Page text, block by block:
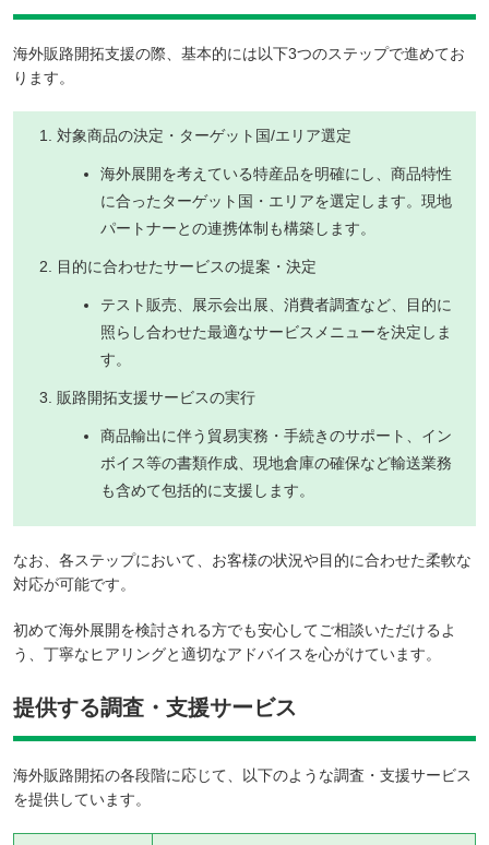
海外販路開拓支援の際、基本的には以下3つのステップで進めてお
ります。
対象商品の決定・ターゲット国/エリア選定
海外展開を考えている特産品を明確にし、商品特性
に合ったターゲット国・エリアを選定します。現地
パートナーとの連携体制も構築します。
目的に合わせたサービスの提案・決定
テスト販売、展示会出展、消費者調査など、目的に
照らし合わせた最適なサービスメニューを決定しま
す。
販路開拓支援サービスの実行
商品輸出に伴う貿易実務・手続きのサポート、イン
ボイス等の書類作成、現地倉庫の確保など輸送業務
も含めて包括的に支援します。
なお、各ステップにおいて、お客様の状況や目的に合わせた柔軟な
対応が可能です。
初めて海外展開を検討される方でも安心してご相談いただけるよ
う、丁寧なヒアリングと適切なアドバイスを心がけています。
提供する調査・支援サービス
海外販路開拓の各段階に応じて、以下のような調査・支援サービス
を提供しています。